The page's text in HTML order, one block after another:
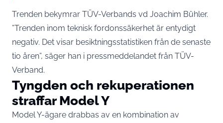
Trenden bekymrar TÜV-Verbands vd Joachim Bühler.
”Trenden inom teknisk fordonssäkerhet är entydigt
negativ. Det visar besiktningsstatistiken från de senaste
tio åren”, säger han i pressmeddelandet från TÜV-
Verband.
Tyngden och rekuperationen
straffar Model Y
Model Y-ägare drabbas av en kombination av